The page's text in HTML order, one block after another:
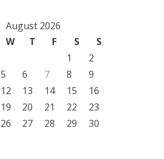
August 2026
W T F S
S
1
2
5 6 7 8
9
12 13 14 15
16
19 20 21 22
23
26 27 28 29
30